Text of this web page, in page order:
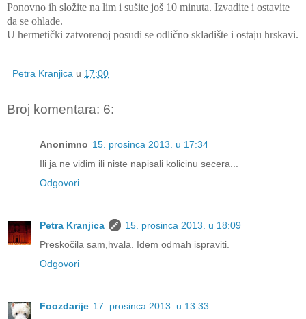
Ponovno ih složite na lim i sušite još 10 minuta. Izvadite i ostavite
da se ohlade.
U hermetički zatvorenoj posudi se odlično skladište i ostaju hrskavi.
Petra Kranjica u 17:00
Broj komentara: 6:
Anonimno 15. prosinca 2013. u 17:34
Ili ja ne vidim ili niste napisali kolicinu secera...
Odgovori
Petra Kranjica
15. prosinca 2013. u 18:09
Preskočila sam,hvala. Idem odmah ispraviti.
Odgovori
Foozdarije 17. prosinca 2013. u 13:33